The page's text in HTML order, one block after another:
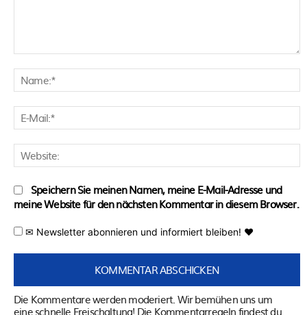
Speichern Sie meinen Namen, meine E-Mail-Adresse und
meine Website für den nächsten Kommentar in diesem Browser.
✉ Newsletter abonnieren und informiert bleiben! ♥
Die Kommentare werden moderiert. Wir bemühen uns um
eine schnelle Freischaltung! Die Kommentarregeln findest du